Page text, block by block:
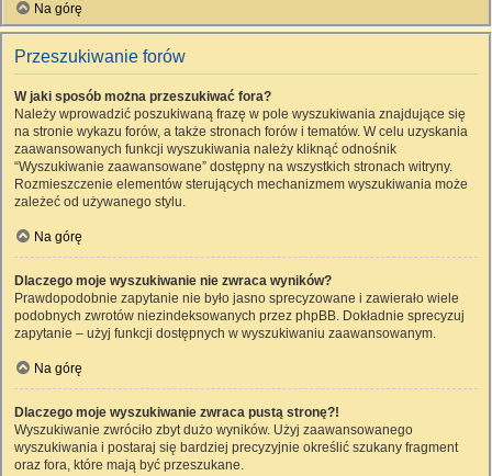
Na górę
Przeszukiwanie forów
W jaki sposób można przeszukiwać fora?
Należy wprowadzić poszukiwaną frazę w pole wyszukiwania znajdujące się
na stronie wykazu forów, a także stronach forów i tematów. W celu uzyskania
zaawansowanych funkcji wyszukiwania należy kliknąć odnośnik
“Wyszukiwanie zaawansowane” dostępny na wszystkich stronach witryny.
Rozmieszczenie elementów sterujących mechanizmem wyszukiwania może
zależeć od używanego stylu.
Na górę
Dlaczego moje wyszukiwanie nie zwraca wyników?
Prawdopodobnie zapytanie nie było jasno sprecyzowane i zawierało wiele
podobnych zwrotów niezindeksowanych przez phpBB. Dokładnie sprecyzuj
zapytanie – użyj funkcji dostępnych w wyszukiwaniu zaawansowanym.
Na górę
Dlaczego moje wyszukiwanie zwraca pustą stronę?!
Wyszukiwanie zwróciło zbyt dużo wyników. Użyj zaawansowanego
wyszukiwania i postaraj się bardziej precyzyjnie określić szukany fragment
oraz fora, które mają być przeszukane.